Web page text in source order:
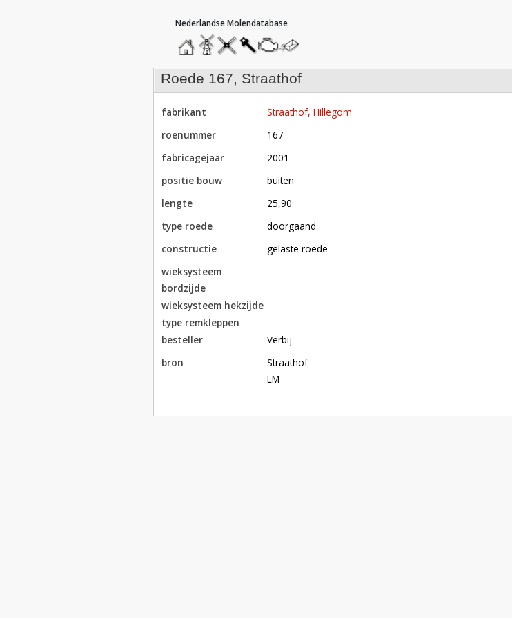
hoofdmenu
homemolendatabase
roedendatabase
assendatabase
motorendatabase
stuur
een
bericht
roede 167, Straathof
fabrikant
Straathof, Hillegom
roenummer
167
fabricagejaar
2001
positie bouw
buiten
lengte
25,90
type roede
doorgaand
constructie
gelaste roede
wieksysteem
bordzijde
wieksysteem hekzijde
type remkleppen
besteller
Verbij
bron
Straathof
LM